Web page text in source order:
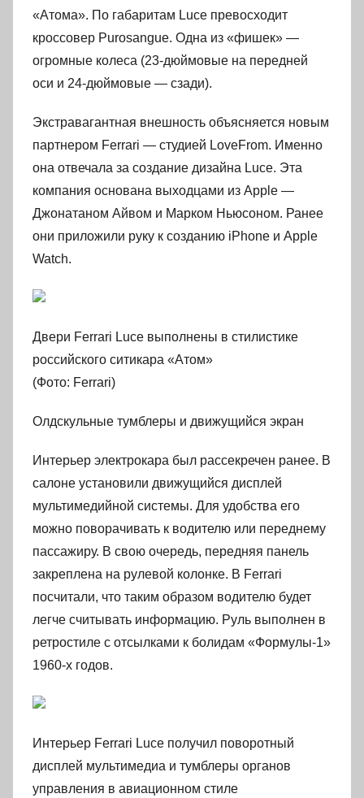
«Атома». По габаритам Luce превосходит
кроссовер Purosangue. Одна из «фишек» —
огромные колеса (23-дюймовые на передней
оси и 24-дюймовые — сзади).
Экстравагантная внешность объясняется новым
партнером Ferrari — студией LoveFrom. Именно
она отвечала за создание дизайна Luce. Эта
компания основана выходцами из Apple —
Джонатаном Айвом и Марком Ньюсоном. Ранее
они приложили руку к созданию iPhone и Apple
Watch.
Двери Ferrari Luce выполнены в стилистике
российского ситикара «Атом»
(Фото: Ferrari)
Олдскульные тумблеры и движущийся экран
Интерьер электрокара был рассекречен ранее. В
салоне установили движущийся дисплей
мультимедийной системы. Для удобства его
можно поворачивать к водителю или переднему
пассажиру. В свою очередь, передняя панель
закреплена на рулевой колонке. В Ferrari
посчитали, что таким образом водителю будет
легче считывать информацию. Руль выполнен в
ретростиле с отсылками к болидам «Формулы-1»
1960-х годов.
Интерьер Ferrari Luce получил поворотный
дисплей мультимедиа и тумблеры органов
управления в авиационном стиле